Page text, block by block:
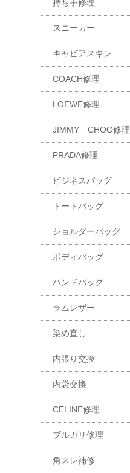
持ち手修理
スニーカー
キャビアスキン
COACH修理
LOEWE修理
JIMMY CHOO修理
PRADA修理
ビジネスバッグ
トートバッグ
ショルダーバッグ
ボディバッグ
ハンドバッグ
ラムレザー
染め直し
内張り交換
内袋交換
CELINE修理
ブルガリ修理
角スレ補修